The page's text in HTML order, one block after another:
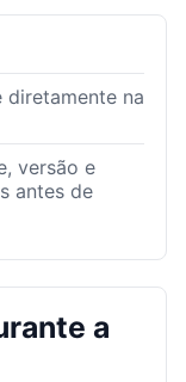
na
versão e
antes de
a